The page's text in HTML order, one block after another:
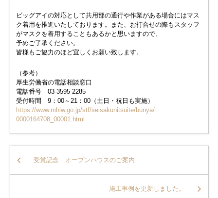
ビッグアイの対応として共用部の通行や作業がある場合にはマス
ク着用を推進いたしております。また、お打合せの際もスタッフ
がマスクを着用することもあるかと思いますので、
予めご了承ください。
皆様もご協力のほど宜しくお願い致します。
（参考）
厚生労働省の電話相談窓口
電話番号 03-3595-2285
受付時間 9：00～21：00（土日・祝日も実施）
https://www.mhlw.go.jp/stf/seisakunitsuite/bunya/
0000164708_00001.html
投
稿
受賞記念 オープンハウスのご案内
施工事例を更新しました。